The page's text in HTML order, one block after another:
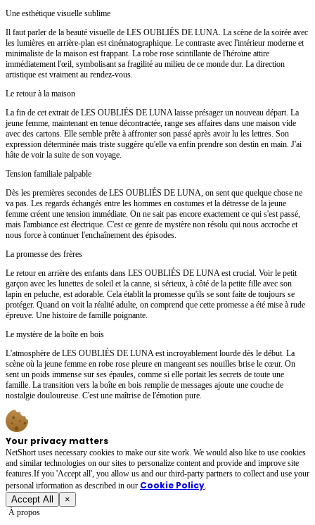
Une esthétique visuelle sublime
Il faut parler de la beauté visuelle de LES OUBLIÉS DE LUNA. La scène de la soirée avec
les lumières en arrière-plan est cinématographique. Le contraste avec l'intérieur moderne et
minimaliste de la maison est frappant. La robe rose scintillante de l'héroïne attire
immédiatement l'œil, symbolisant sa fragilité au milieu de ce monde dur. La direction
artistique est vraiment au rendez-vous.
Le retour à la maison
La fin de cet extrait de LES OUBLIÉS DE LUNA laisse présager un nouveau départ. La
jeune femme, maintenant en tenue décontractée, range ses affaires dans une maison vide
avec des cartons. Elle semble prête à affronter son passé après avoir lu les lettres. Son
expression déterminée mais triste suggère qu'elle va enfin prendre son destin en main. J'ai
hâte de voir la suite de son voyage.
Tension familiale palpable
Dès les premières secondes de LES OUBLIÉS DE LUNA, on sent que quelque chose ne
va pas. Les regards échangés entre les hommes en costumes et la détresse de la jeune
femme créent une tension immédiate. On ne sait pas encore exactement ce qui s'est passé,
mais l'ambiance est électrique. C'est ce genre de mystère non résolu qui nous accroche et
nous force à continuer l'enchaînement des épisodes.
La promesse des frères
Le retour en arrière des enfants dans LES OUBLIÉS DE LUNA est crucial. Voir le petit
garçon avec les lunettes de soleil et la canne, si sérieux, à côté de la petite fille avec son
lapin en peluche, est adorable. Cela établit la promesse qu'ils se sont faite de toujours se
protéger. Quand on voit la réalité adulte, on comprend que cette promesse a été mise à rude
épreuve. Une histoire de famille poignante.
Le mystère de la boîte en bois
L'atmosphère de LES OUBLIÉS DE LUNA est incroyablement lourde dès le début. La
scène où la jeune femme en robe rose pleure en mangeant ses nouilles brise le cœur. On
sent un poids immense sur ses épaules, comme si elle portait les secrets de toute une
famille. La transition vers la boîte en bois remplie de messages ajoute une couche de
nostalgie douloureuse. C'est une maîtrise de l'émotion pure.
Your privacy matters
NetShort uses necessary cookies to make our site work. We would also like to use cookies
and similar technologies on our sites to personalize content and provide and improve site
features.If you 'Accept all', you allow us and our third-party partners to collect and use your
personal irformation as described in our Cookie Policy.
Accept All ×
À propos